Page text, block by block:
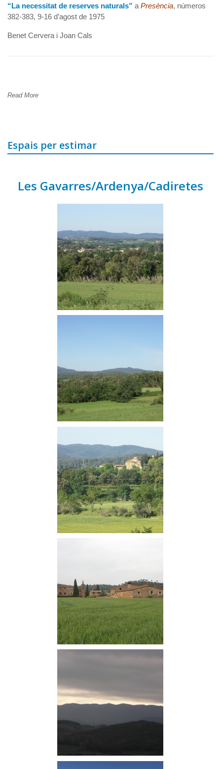
“La necessitat de reserves naturals” a Presència, números
382-383, 9-16 d’agost de 1975
Benet Cervera i Joan Cals
Read More
Espais per estimar
Les Gavarres/Ardenya/Cadiretes